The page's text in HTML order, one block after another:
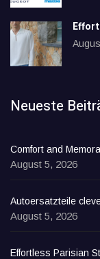
Neueste
Comfort and
August 5, 2026
Autoersatzteile
August 5, 2026
Effortless Parisian